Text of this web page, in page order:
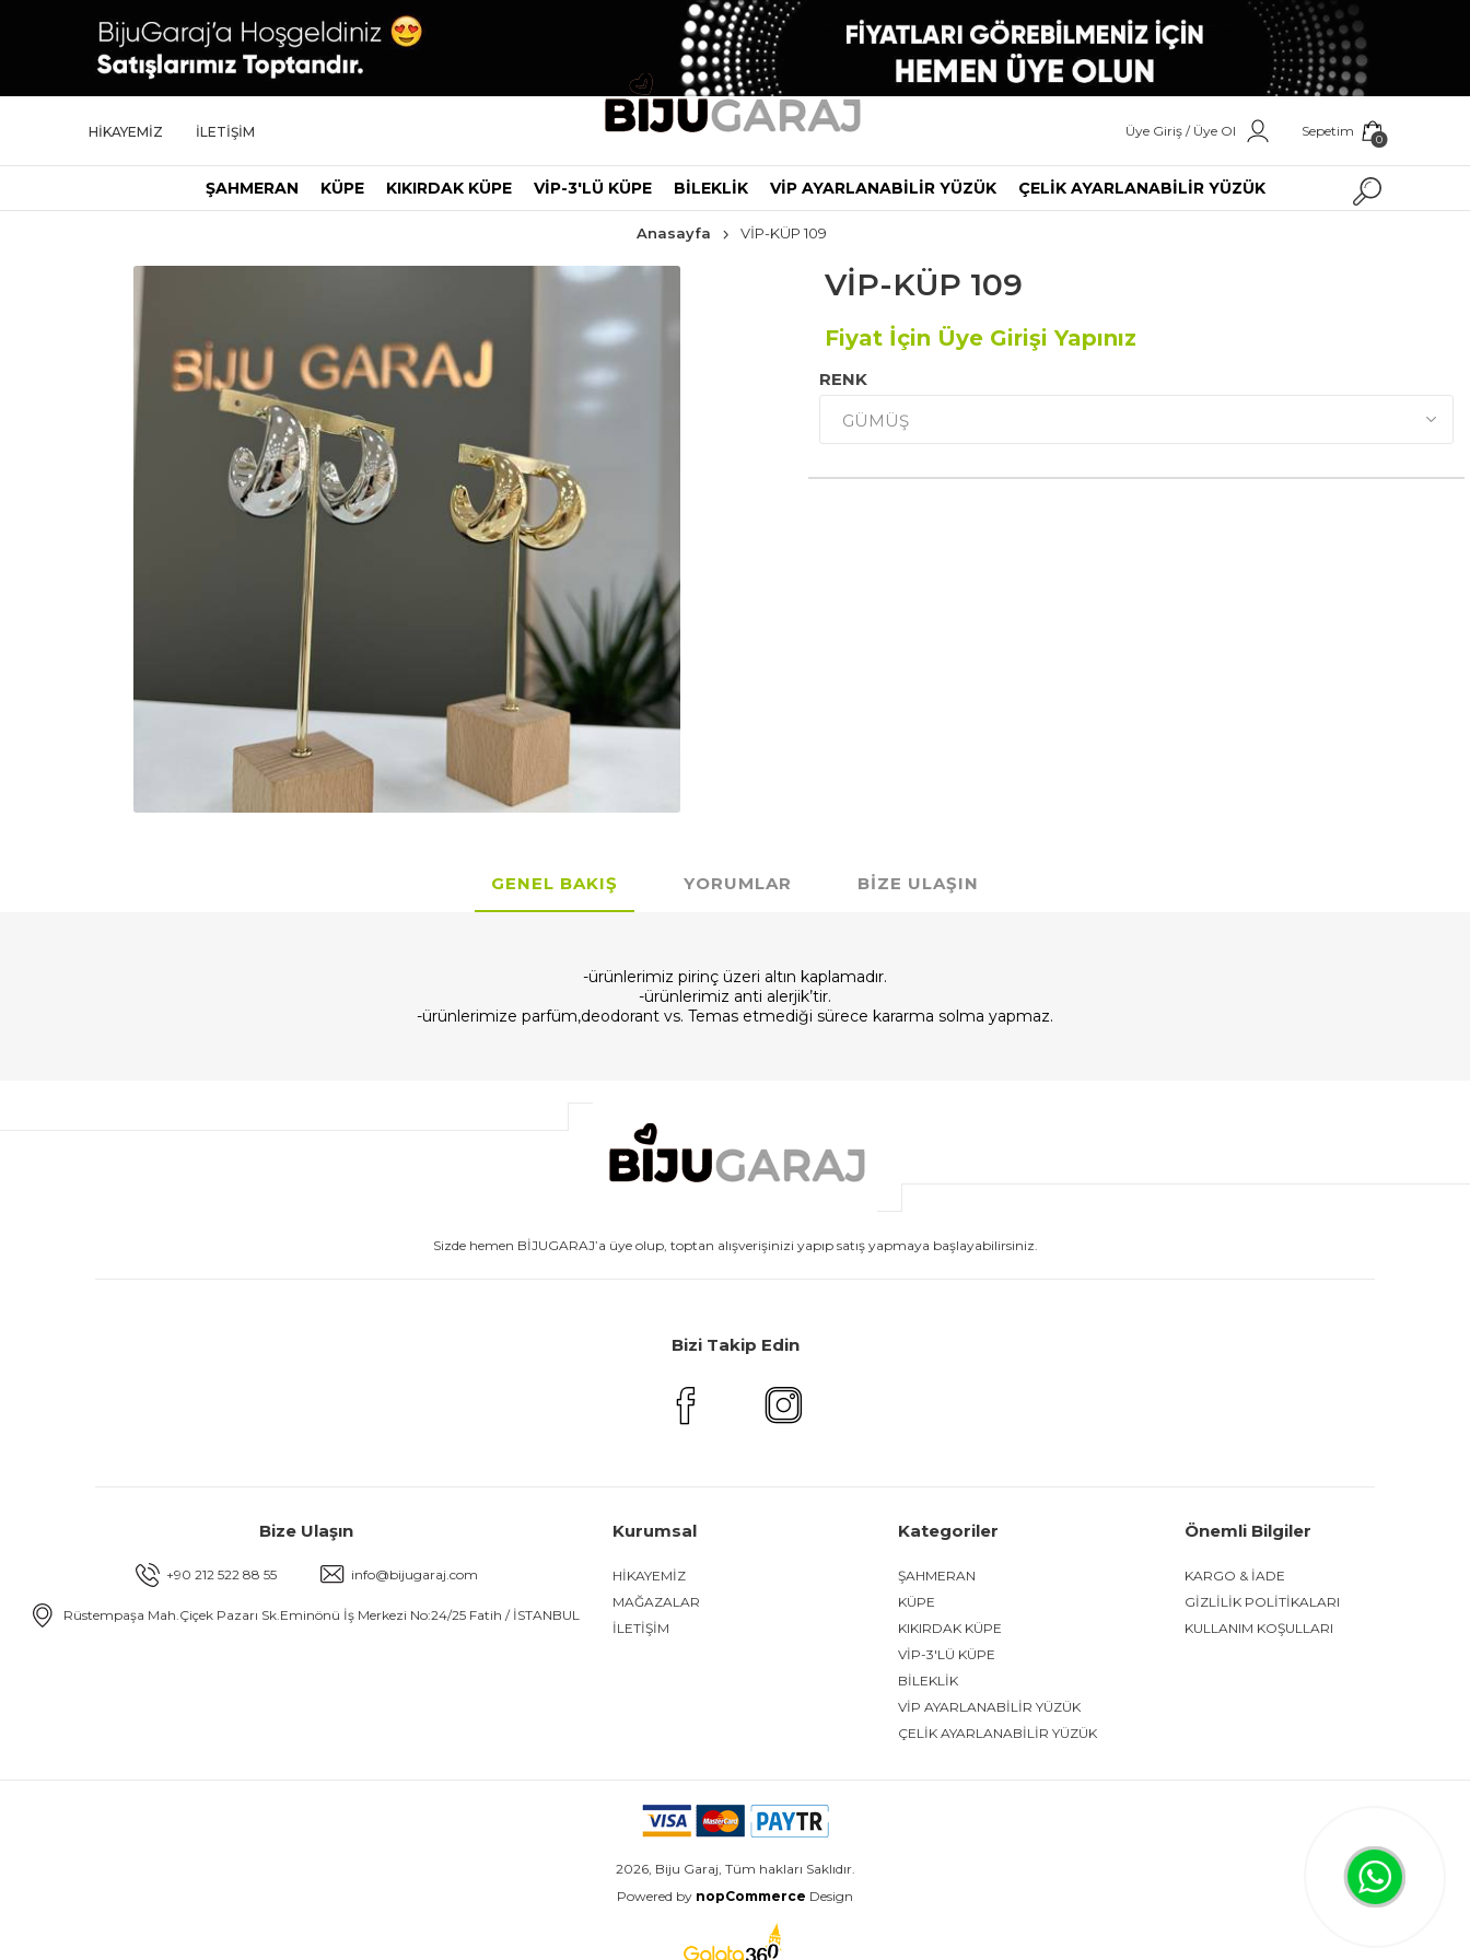
HİKAYEMİZ İLETİŞİM
ŞAHMERAN KÜPE KIKIRDAK KÜPE VİP-3'LÜ KÜPE BİLEKLİK VİP AYARLANABİLİR YÜZÜK ÇELİK AYARLANABİLİR YÜZÜK
Üye Giriş / Üye Ol Sepetim 0
Anasayfa VİP-KÜP 109
VİP-KÜP 109
Fiyat İçin Üye Girişi Yapınız
RENK
GENEL BAKIŞ YORUMLAR BIZE ULAŞIN
-ürünlerimiz pirinç üzeri altın kaplamadır.
-ürünlerimiz anti alerjik’tir.
-ürünlerimize parfüm,deodorant vs. Temas etmediği sürece kararma solma yapmaz.
Sizde hemen BİJUGARAJ’a üye olup, toptan alışverişinizi yapıp satış yapmaya başlayabilirsiniz.
Bizi Takip Edin
Bize Ulaşın
+90 212 522 88 55 info@bijugaraj.com
Rüstempaşa Mah.Çiçek Pazarı Sk.Eminönü İş Merkezi No:24/25 Fatih / İSTANBUL
Kurumsal
HİKAYEMİZ
MAĞAZALAR
İLETİŞİM
Kategoriler
ŞAHMERAN
KÜPE
KIKIRDAK KÜPE
VİP-3'LÜ KÜPE
BİLEKLİK
VİP AYARLANABİLİR YÜZÜK
ÇELİK AYARLANABİLİR YÜZÜK
Önemli Bilgiler
KARGO & İADE
GİZLİLİK POLİTİKALARI
KULLANIM KOŞULLARI
2026, Biju Garaj, Tüm hakları Saklıdır.
Powered by nopCommerce Design